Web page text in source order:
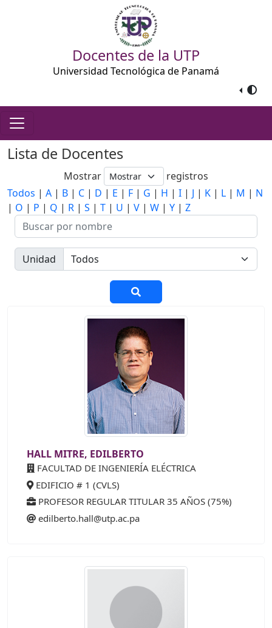
Docentes de la UTP
Universidad Tecnológica de Panamá
Lista de Docentes
Mostrar
registros
Todos | A | B | C | D | E | F | G | H | I | J | K | L | M | N
| O | P | Q | R | S | T | U | V | W | Y | Z
Unidad
HALL MITRE, EDILBERTO
FACULTAD DE INGENIERÍA ELÉCTRICA
EDIFICIO # 1 (CVLS)
PROFESOR REGULAR TITULAR 35 AÑOS (75%)
edilberto.hall@utp.ac.pa